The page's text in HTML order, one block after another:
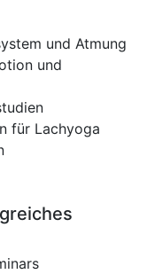
und Atmung
und
für Lachyoga